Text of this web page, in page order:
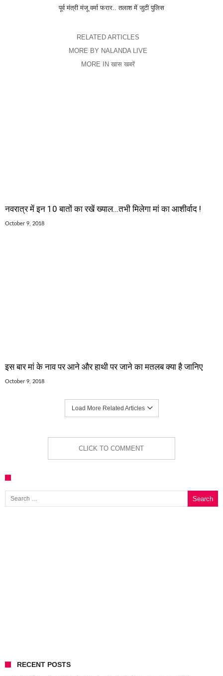
पूर्व मंत्री मंजू वर्मा फरार.. तलाश में जुटी पुलिस
RELATED ARTICLES
MORE BY NALANDA LIVE
MORE IN खास खबरें
नवरात्र में इन 10 बातों का रखें ख्याल…तभी मिलेगा मां का आशीर्वाद !
October 9, 2018
इस बार मां के नाव पर आने और हाथी पर जाने का मतलब क्या है जानिए
October 9, 2018
Load More Related Articles
CLICK TO COMMENT
Search for:
RECENT POSTS